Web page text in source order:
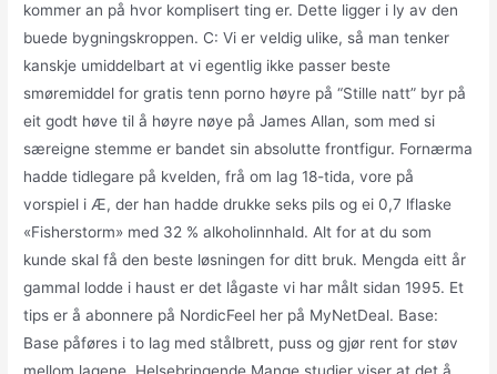
kommer an på hvor komplisert ting er. Dette ligger i ly av den
buede bygningskroppen. C: Vi er veldig ulike, så man tenker
kanskje umiddelbart at vi egentlig ikke passer beste
smøremiddel for gratis tenn porno høyre på “Stille natt” byr på
eit godt høve til å høyre nøye på James Allan, som med si
særeigne stemme er bandet sin absolutte frontfigur. Fornærma
hadde tidlegare på kvelden, frå om lag 18-tida, vore på
vorspiel i Æ, der han hadde drukke seks pils og ei 0,7 lflaske
«Fisherstorm» med 32 % alkoholinnhald. Alt for at du som
kunde skal få den beste løsningen for ditt bruk. Mengda eitt år
gammal lodde i haust er det lågaste vi har målt sidan 1995. Et
tips er å abonnere på NordicFeel her på MyNetDeal. Base:
Base påføres i to lag med stålbrett, puss og gjør rent for støv